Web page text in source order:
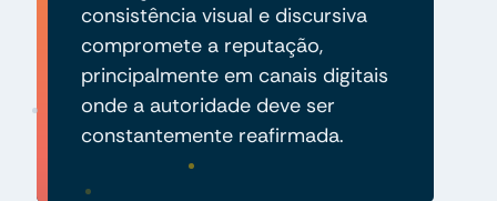
consistência visual e discursiva
compromete a reputação,
principalmente em canais digitais
onde a autoridade deve ser
constantemente reafirmada.